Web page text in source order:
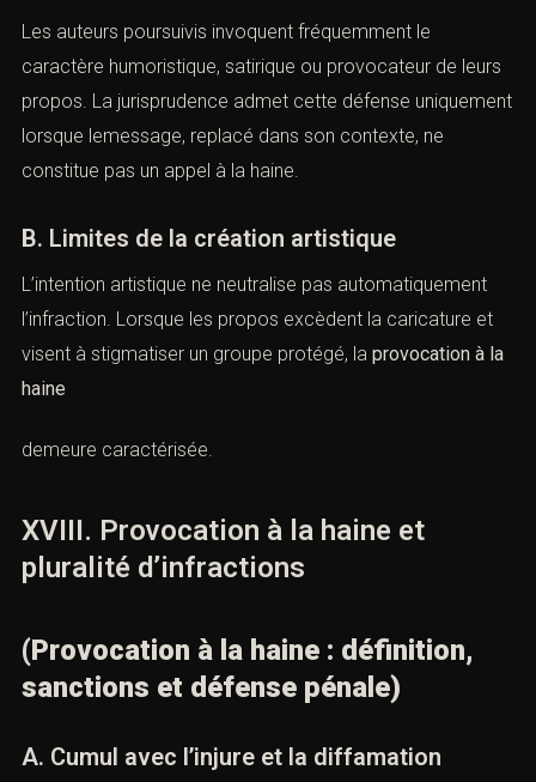
XVII. Provocation à la haine et
intention humoristique ou artistique
(Provocation à la haine : définition,
A. Invocation de l’humour ou de la satire
Les auteurs poursuivis invoquent fréquemment le
caractère humoristique, satirique ou provocateur de
leurs propos. La jurisprudence admet cette défense
contexte, ne constitue pas un appel à la haine.
B. Limites de la création artistique
L’intention artistique ne neutralise pas automatiquement
visent à stigmatiser un groupe protégé, laprovocation à
la haine